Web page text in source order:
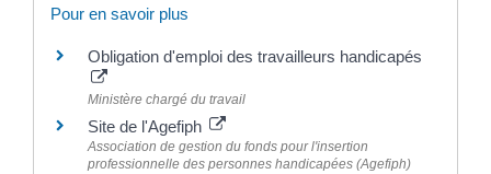
Pour en savoir plus
Obligation d'emploi des travailleurs handicapés
Ministère chargé du travail
Site de l'Agefiph
Association de gestion du fonds pour l'insertion
professionnelle des personnes handicapées (Agefiph)